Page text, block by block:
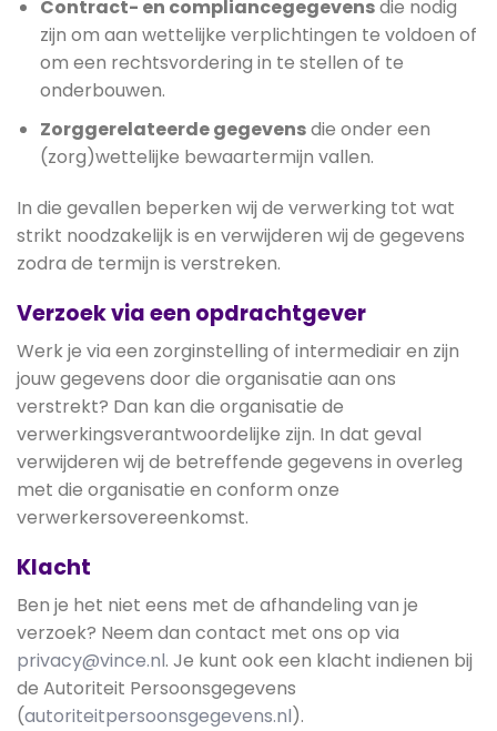
Contract- en compliancegegevensdie nodig
zijn om aan wettelijke verplichtingen te voldoen of
om een rechtsvordering in te stellen of te
onderbouwen.
Zorggerelateerde gegevensdie onder een
(zorg)wettelijke bewaartermijn vallen.
In die gevallen beperken wij de verwerking tot wat
strikt noodzakelijk is en verwijderen wij de gegevens
zodra de termijn is verstreken.
Verzoek via een opdrachtgever
Werk je via een zorginstelling of intermediair en zijn
jouw gegevens door die organisatie aan ons
verstrekt? Dan kan die organisatie de
verwerkingsverantwoordelijke zijn. In dat geval
verwijderen wij de betreffende gegevens in overleg
met die organisatie en conform onze
verwerkersovereenkomst.
Klacht
Ben je het niet eens met de afhandeling van je
verzoek? Neem dan contact met ons op via
privacy@vince.nl. Je kunt ook een klacht indienen bij
de Autoriteit Persoonsgegevens
(autoriteitpersoonsgegevens.nl).